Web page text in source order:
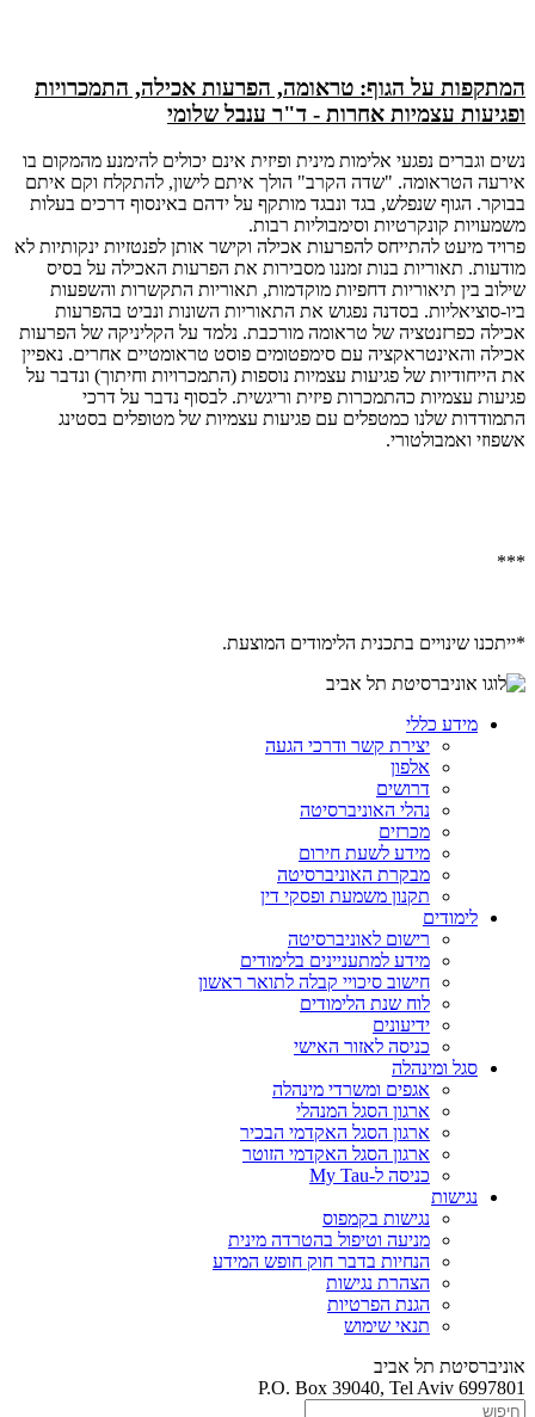
המתקפות על הגוף: טראומה, הפרעות אכילה, התמכרויות
ופגיעות עצמיות אחרות - ד"ר ענבל שלומי
נשים וגברים נפגעי אלימות מינית ופיזית אינם יכולים להימנע מהמקום בו
אירעה הטראומה. "שדה הקרב" הולך איתם לישון, להתקלח וקם איתם
בבוקר. הגוף שנפלש, בגד ונבגד מותקף על ידהם באינסוף דרכים בעלות
משמעויות קונקרטיות וסימבוליות רבות.
פרויד מיעט להתייחס להפרעות אכילה וקישר אותן לפנטזיות ינקותיות לא
מודעות. תאוריות בנות זמננו מסבירות את הפרעות האכילה על בסיס
שילוב בין תיאוריות דחפיות מוקדמות, תאוריות התקשרות והשפעות
ביו-סוציאליות. בסדנה נפגוש את התאוריות השונות ונביט בהפרעות
אכילה כפרזנטציה של טראומה מורכבת. נלמד על הקליניקה של הפרעות
אכילה והאינטראקציה עם סימפטומים פוסט טראומטיים אחרים. נאפיין
את הייחודיות של פגיעות עצמיות נוספות (התמכרויות וחיתוך) ונדבר על
פגיעות עצמיות כהתמכרות פיזית וריגשית. לבסוף נדבר על דרכי
התמודדות שלנו כמטפלים עם פגיעות עצמיות של מטופלים בסטינג
אשפוזי ואמבולטורי.
***
*ייתכנו שינויים בתכנית הלימודים המוצעת.
מידע כללי
יצירת קשר ודרכי הגעה
אלפון
דרושים
נהלי האוניברסיטה
מכרזים
מידע לשעת חירום
מבקרת האוניברסיטה
תקנון משמעת ופסקי דין
לימודים
רישום לאוניברסיטה
מידע למתעניינים בלימודים
חישוב סיכויי קבלה לתואר ראשון
לוח שנת הלימודים
ידיעונים
כניסה לאזור האישי
סגל ומינהלה
אגפים ומשרדי מינהלה
ארגון הסגל המנהלי
ארגון הסגל האקדמי הבכיר
ארגון הסגל האקדמי הזוטר
כניסה ל-My Tau
נגישות
נגישות בקמפוס
מניעה וטיפול בהטרדה מינית
הנחיות בדבר חוק חופש המידע
הצהרת נגישות
הגנת הפרטיות
תנאי שימוש
אוניברסיטת תל אביב
P.O. Box 39040, Tel Aviv 6997801